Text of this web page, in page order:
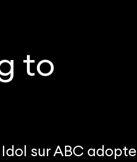
to
sur ABC adopte